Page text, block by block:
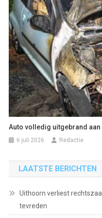
Auto volledig uitgebrand
6 juli 2026 Redactie
LAATSTE BERICHTEN
Uithoorn verliest
tevreden